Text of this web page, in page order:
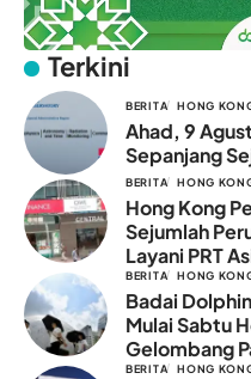
Terkini
BERITA HONG
Ahad, 9
Sepanjang
BERITA HONG
Hong Kong
Sejumlah
Layani PRT
BERITA HONG
Badai
Mulai Sabtu
Gelombang
BERITA HONG